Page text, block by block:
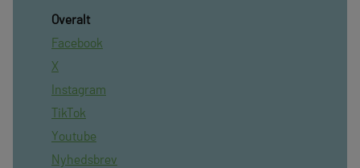
Overalt
Facebook
X
Instagram
TikTok
Youtube
Nyhedsbrev